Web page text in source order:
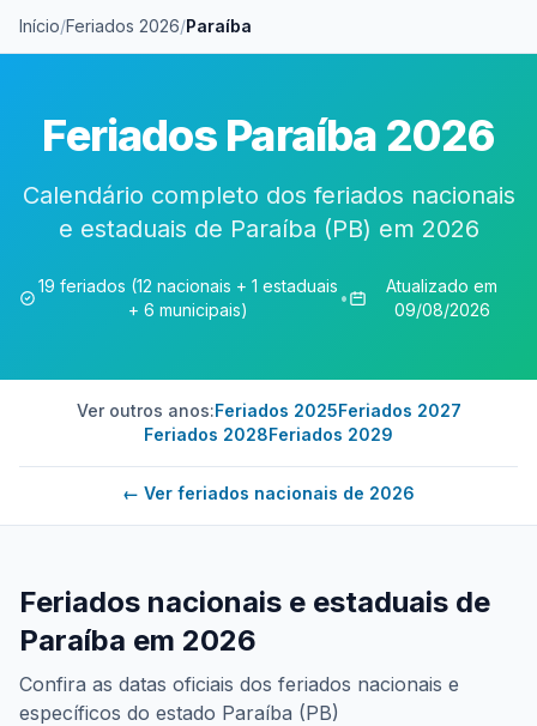
Início/Feriados 2026/Paraíba
Feriados Paraíba 2026
Calendário completo dos feriados nacionais
e estaduais de Paraíba (PB) em 2026
19 feriados (12 nacionais + 1 estaduais
+ 6 municipais)
•
Atualizado em
09/08/2026
Ver outros anos:Feriados 2025Feriados 2027
Feriados 2028Feriados 2029
← Ver feriados nacionais de 2026
Feriados nacionais e estaduais de
Paraíba em 2026
Confira as datas oficiais dos feriados nacionais e
específicos do estado Paraíba (PB)